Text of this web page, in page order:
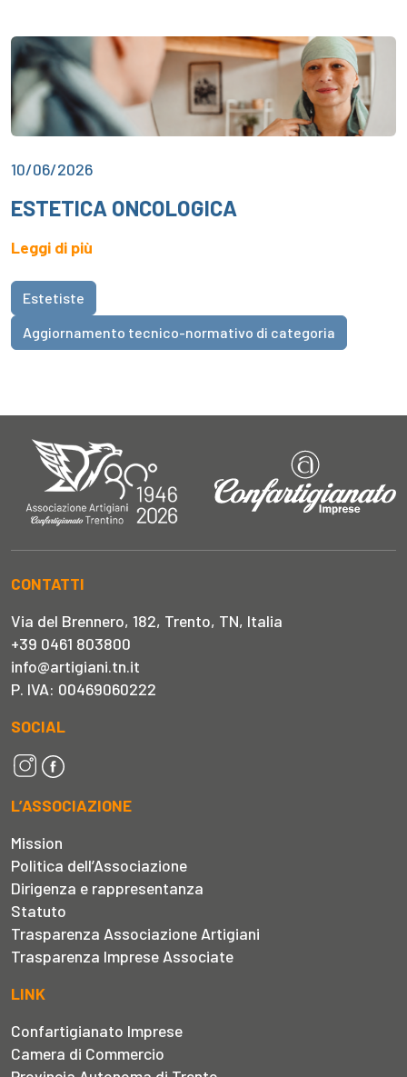
10/06/2026
ESTETICA ONCOLOGICA
Leggi di più
Estetiste
Aggiornamento tecnico-normativo di categoria
CONTATTI
Via del Brennero, 182, Trento, TN, Italia
+39 0461 803800
info@artigiani.tn.it
P. IVA: 00469060222
SOCIAL
L’ASSOCIAZIONE
Mission
Politica dell’Associazione
Dirigenza e rappresentanza
Statuto
Trasparenza Associazione Artigiani
Trasparenza Imprese Associate
LINK
Confartigianato Imprese
Camera di Commercio